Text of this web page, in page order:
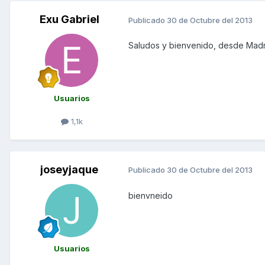
Exu Gabriel
Usuarios
1,1k
Publicado 30 de Octubre del 2013
Saludos y bienvenido, desde
joseyjaque
Usuarios
Publicado 30 de Octubre del 2013
bienvneido